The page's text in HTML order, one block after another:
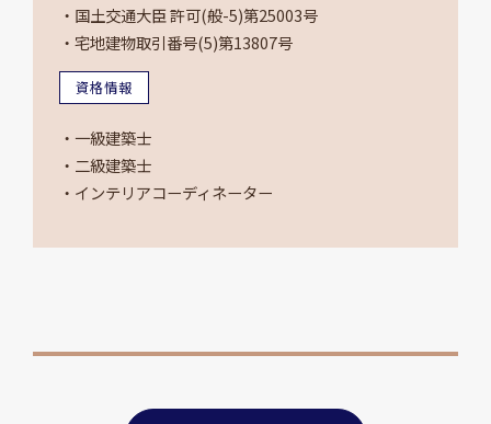
・国土交通大臣 許可(般-5)第25003号
・宅地建物取引番号(5)第13807号
資格情報
・一級建築士
・二級建築士
・インテリアコーディネーター